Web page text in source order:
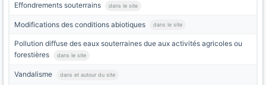
Effondrements souterrains dans le site
Modifications des conditions abiotiques dans le site
Pollution diffuse des eaux souterraines due aux activités agricoles ou
forestières
dans le site
Vandalisme dans et autour du site